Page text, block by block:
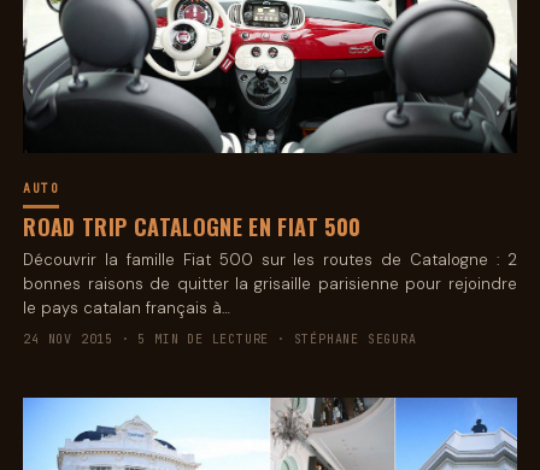
AUTO
ROAD TRIP CATALOGNE EN FIAT 500
Découvrir la famille Fiat 500 sur les routes de Catalogne : 2
bonnes raisons de quitter la grisaille parisienne pour rejoindre
le pays catalan français à…
24 NOV 2015 · 5 MIN DE LECTURE · STÉPHANE SEGURA